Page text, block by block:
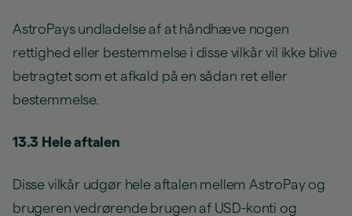
AstroPays undladelse af at håndhæve nogen
rettighed eller bestemmelse i disse vilkår vil ikke blive
betragtet som et afkald på en sådan ret eller
bestemmelse.
13.3 Hele aftalen
Disse vilkår udgør hele aftalen mellem AstroPay og
brugeren vedrørende brugen af USD-konti og